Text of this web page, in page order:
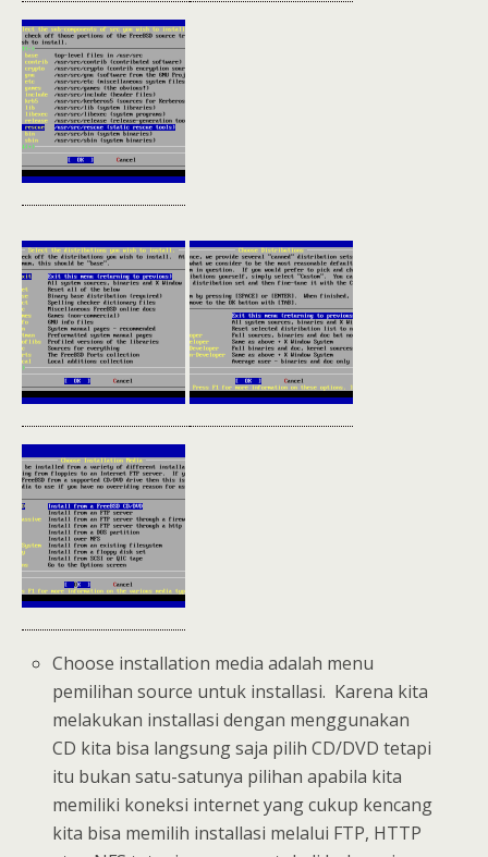
Choose installation media adalah menu
pemilihan source untuk installasi. Karena kita
melakukan installasi dengan menggunakan
CD kita bisa langsung saja pilih CD/DVD tetapi
itu bukan satu-satunya pilihan apabila kita
memiliki koneksi internet yang cukup kencang
kita bisa memilih installasi melalui FTP, HTTP